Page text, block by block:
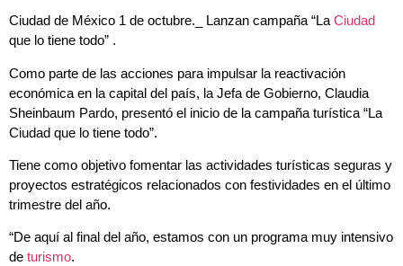
Ciudad de México 1 de octubre._ Lanzan campaña “La Ciudad
que lo tiene todo” .
Como parte de las acciones para impulsar la reactivación
económica en la capital del país, la Jefa de Gobierno, Claudia
Sheinbaum Pardo, presentó el inicio de la campaña turística “La
Ciudad que lo tiene todo”.
Tiene como objetivo fomentar las actividades turísticas seguras y
proyectos estratégicos relacionados con festividades en el último
trimestre del año.
“De aquí al final del año, estamos con un programa muy intensivo
de turismo.